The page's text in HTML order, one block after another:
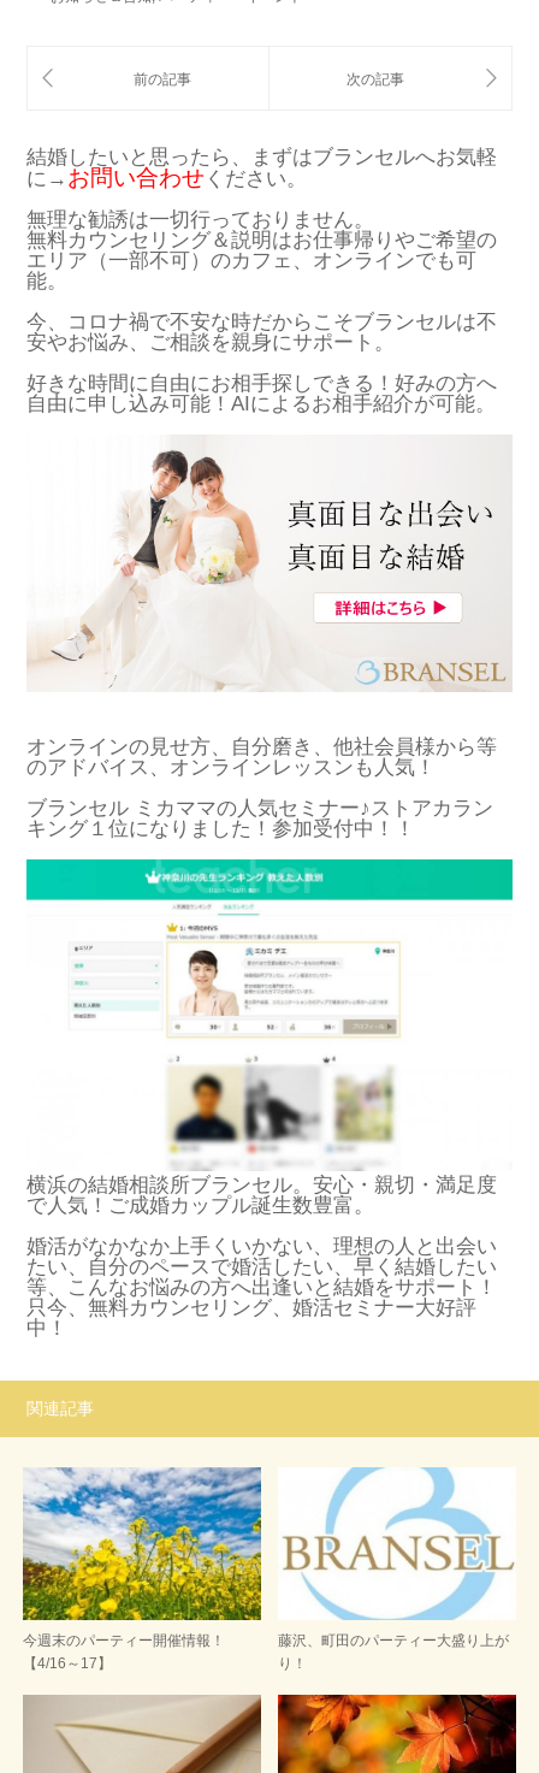
結婚したいと思ったら、まずはブランセルへお気軽
に→ お問い合わせ ください。
無理な勧誘は一切行っておりません。
無料カウンセリング＆説明はお仕事帰りやご希望の
エリア（一部不可）のカフェ、オンラインでも可
能。
今、コロナ禍で不安な時だからこそブランセルは不
安やお悩み、ご相談を親身にサポート。
好きな時間に自由にお相手探しできる！好みの方へ
自由に申し込み可能！AIによるお相手紹介が可能。
オンラインの見せ方、自分磨き、他社会員様から等
のアドバイス、オンラインレッスンも人気！
ブランセル ミカママの人気セミナー♪ストアカラン
キング１位になりました！参加受付中！！
横浜の結婚相談所ブランセル。安心・親切・満足度
で人気！ご成婚カップル誕生数豊富。
婚活がなかなか上手くいかない、理想の人と出会い
たい、自分のペースで婚活したい、早く結婚したい
等、こんなお悩みの方へ出逢いと結婚をサポート！
只今、無料カウンセリング、婚活セミナー大好評
中！
関連記事
今週末のパーティー開催情報！
【4/16～17】
藤沢、町田のパーティー大盛り上が
り！